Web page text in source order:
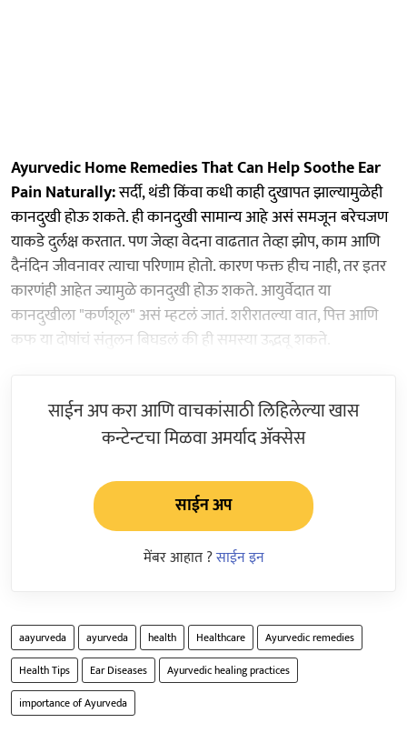
Ayurvedic Home Remedies That Can Help Soothe Ear
Pain Naturally:सर्दी, थंडी किंवा कधी काही दुखापत झाल्यामुळेही
कानदुखी होऊ शकते. ही कानदुखी सामान्य आहे असं समजून बरेचजण
याकडे दुर्लक्ष करतात. पण जेव्हा वेदना वाढतात तेव्हा झोप, काम आणि
दैनंदिन जीवनावर त्याचा परिणाम होतो. कारण फक्त हीच नाही, तर इतर
कारणंही आहेत ज्यामुळे कानदुखी होऊ शकते. आयुर्वेदात या
कानदुखीला "कर्णशूल" असं म्हटलं जातं. शरीरातल्या वात, पित्त आणि
कफ या दोषांचं संतुलन बिघडलं की ही समस्या उद्भवू शकते.
साईन अप करा आणि वाचकांसाठी लिहिलेल्या खास
कन्टेन्टचा मिळवा अमर्याद ॲक्सेस
साईन अप
मेंबर आहात ?साईन इन
aayurveda ayurveda health Healthcare
Ayurvedic remedies
Health Tips
Ear Diseases
Ayurvedic healing practices
importance of Ayurveda